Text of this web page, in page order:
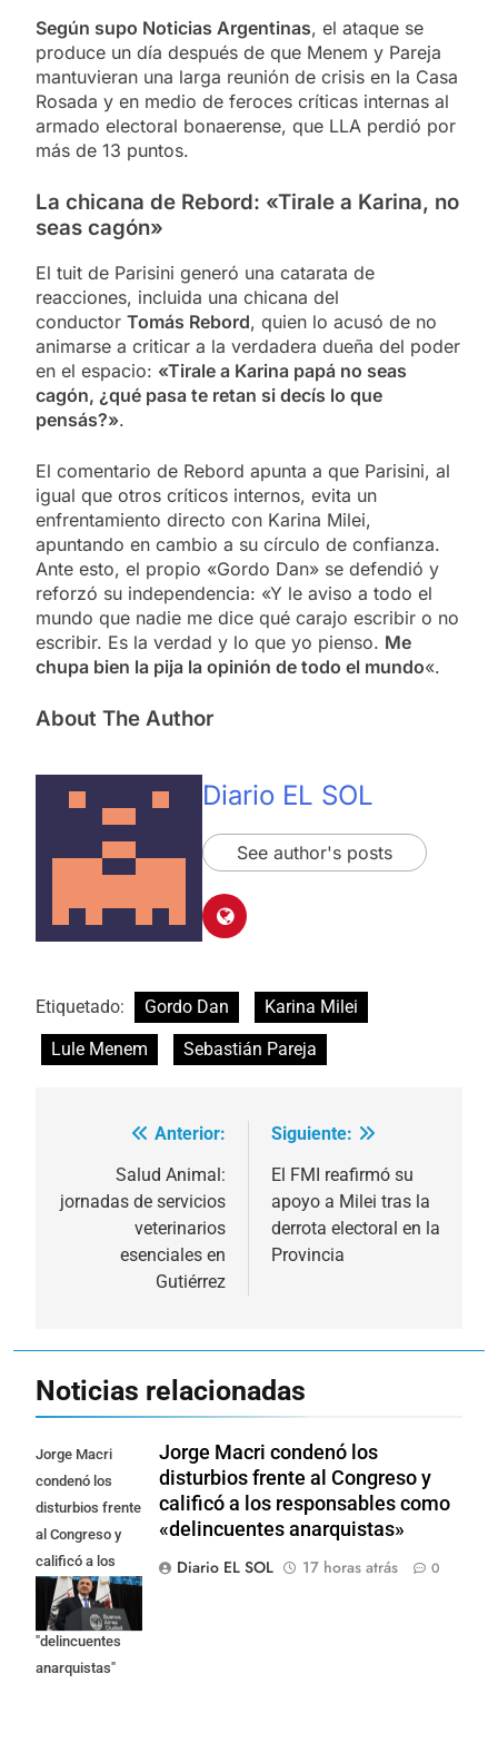
Según supo Noticias Argentinas, el ataque se
produce un día después de que Menem y Pareja
mantuvieran una larga reunión de crisis en la Casa
Rosada y en medio de feroces críticas internas al
armado electoral bonaerense, que LLA perdió por
más de 13 puntos.
La chicana de Rebord: «Tirale a Karina, no
seas cagón»
El tuit de Parisini generó una catarata de
reacciones, incluida una chicana del
conductor Tomás Rebord, quien lo acusó de no
animarse a criticar a la verdadera dueña del poder
en el espacio: «Tirale a Karina papá no seas
cagón, ¿qué pasa te retan si decís lo que
pensás?».
El comentario de Rebord apunta a que Parisini, al
igual que otros críticos internos, evita un
enfrentamiento directo con Karina Milei,
apuntando en cambio a su círculo de confianza.
Ante esto, el propio «Gordo Dan» se defendió y
reforzó su independencia: «Y le aviso a todo el
mundo que nadie me dice qué carajo escribir o no
escribir. Es la verdad y lo que yo pienso. Me
chupa bien la pija la opinión de todo el mundo«.
About The Author
Diario EL SOL
See author's posts
Etiquetado: Gordo Dan
Karina Milei
Lule Menem
Sebastián Pareja
Navegación
entradas
Anterior:
Salud Animal:
jornadas de servicios
veterinarios
esenciales en
Gutiérrez
Siguiente:
El FMI reafirmó su
apoyo a Milei tras la
derrota electoral en la
Provincia
Noticias relacionadas
Jorge Macri
condenó los
disturbios frente
al Congreso y
calificó a los
responsables
como
"delincuentes
anarquistas"
Jorge Macri condenó los
disturbios frente al Congreso y
calificó a los responsables como
«delincuentes anarquistas»
Diario EL SOL
17 horas atrás 0